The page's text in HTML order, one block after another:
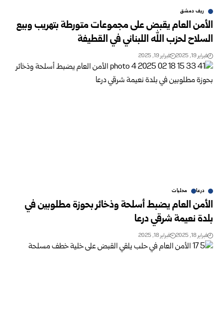
ريف دمشق
الأمن العام يقبض على مجموعات متورطة بتهريب وبيع
السلاح لحزب الله اللبناني في القطيفة
فبراير 19, 2025 فبراير 19, 2025
درعا محليات
الأمن العام يضبط أسلحة وذخائر بحوزة مطلوبين في
بلدة نعيمة شرقي درعا
فبراير 18, 2025 فبراير 18, 2025